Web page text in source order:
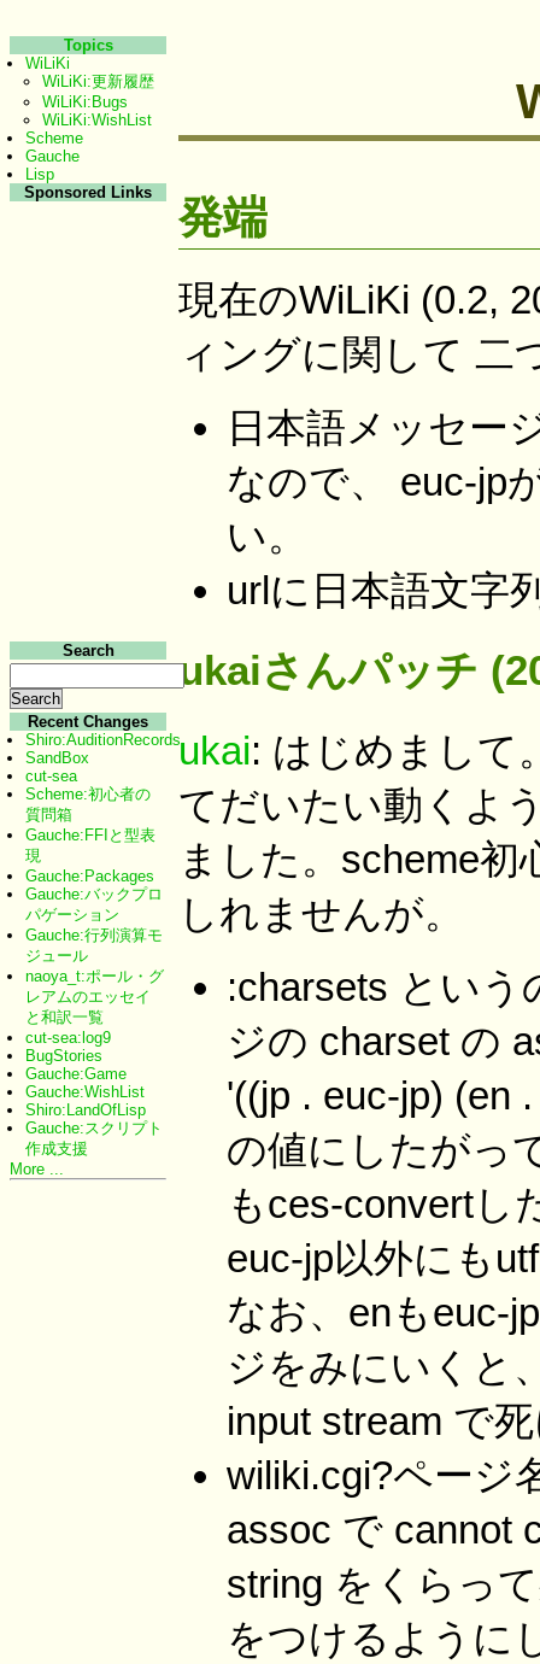
発端
現在のWiLiKi (0.2,
ィングに関して 二
日本語メッセー
なので、 euc-jp
い。
urlに日本語文字
ukaiさんパッチ
ukai: はじめまして
てだいたい動くよ
ました。scheme
しれませんが。
:charsets とい
ジの charset の
'((jp . euc-jp) (en
の値にしたがっ
もces-convertし
euc-jp以外にも
なお、enもeuc-
ジをみにいくと
input stream で
wiliki.cgi?ページ
assoc で cannot
string をくらっ
をつけるように
Topics
WiLiKi
WiLiKi:更新履歴
WiLiKi:Bugs
WiLiKi:WishList
Scheme
Gauche
Lisp
Sponsored Links
Search
Recent Changes
Shiro:AuditionRecords
SandBox
cut-sea
Scheme:初心者の
質問箱
Gauche:FFIと型表
現
Gauche:Packages
Gauche:バックプロ
パゲーション
Gauche:行列演算モ
ジュール
naoya_t:ポール・グ
レアムのエッセイ
と和訳一覧
cut-sea:log9
BugStories
Gauche:Game
Gauche:WishList
Shiro:LandOfLisp
Gauche:スクリプト
作成支援
More ...